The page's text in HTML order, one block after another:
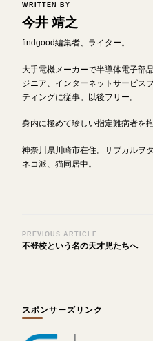
WRITTEN BY
今井 靖之
findgood編集者、ライター。
大手電機メーカーで半導体電子部
ジニア、インターネットサービス
ティングに従事。以後フリー。
身内に極めて珍しい指定難病者を抱
神奈川県川崎市在住。サブカルヲ
ネコ派、猫同居中。
Post
Navigation
PREVIOUS ARTICLE
不登校という名の天才児たちへ
スポンサーズリンク